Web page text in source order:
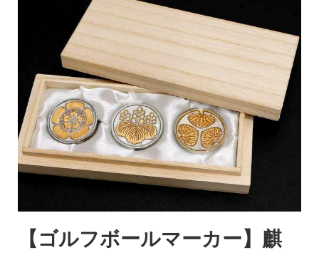
【ゴルフボールマーカー】麒